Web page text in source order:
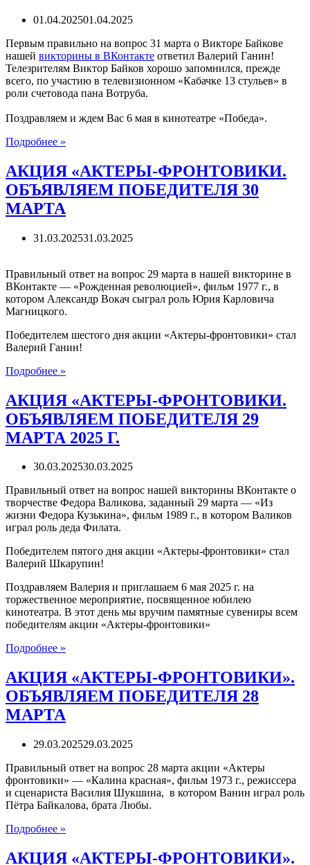
01.04.202501.04.2025
Первым правильно на вопрос 31 марта о Викторе Байкове
нашей викторины в ВКонтакте ответил Валерий Ганин!
Телезрителям Виктор Байков хорошо запомнился, прежде
всего, по участию в телевизионном «Кабачке 13 стульев» в
роли счетовода пана Вотруба.
Поздравляем и ждем Вас 6 мая в кинотеатре «Победа».
Подробнее »
ФРОНТОВИКИ.
ОБЪЯВЛЯЕМ
ПОБЕДИТЕЛЯ
МАРТА
АКЦИЯ «АКТЕРЫ-ФРОНТОВИКИ.
ОБЪЯВЛЯЕМ ПОБЕДИТЕЛЯ 30
МАРТА
31.03.202531.03.2025
Правильный ответ на вопрос 29 марта в нашей викторине в
ВКонтакте — «Рожденная революцией», фильм 1977 г., в
котором Александр Вокач сыграл роль Юрия Карловича
Магницкого.
Победителем шестого дня акции «Актеры-фронтовики» стал
Валерий Ганин!
Подробнее »
ФРОНТОВИКИ.
ОБЪЯВЛЯЕМ
ПОБЕДИТЕЛЯ
30
МАРТА
АКЦИЯ «АКТЕРЫ-ФРОНТОВИКИ.
ОБЪЯВЛЯЕМ ПОБЕДИТЕЛЯ 29
МАРТА 2025 Г.
30.03.202530.03.2025
Правильный ответ на вопрос нашей викторины ВКонтакте о
творчестве Федора Валикова, заданный 29 марта — «Из
жизни Федора Кузькина», фильм 1989 г., в котором Валиков
играл роль деда Филата.
Победителем пятого дня акции «Актеры-фронтовики» стал
Валерий Шкарупин!
Поздравляем Валерия и приглашаем 6 мая 2025 г. на
торжественное мероприятие, посвященное юбилею
кинотеатра. В этот день мы вручим памятные сувениры всем
победителям акции «Актеры-фронтовики»
Подробнее »
ФРОНТОВИКИ.
ОБЪЯВЛЯЕМ
ПОБЕДИТЕЛЯ
МАРТА
Г.
АКЦИЯ «АКТЕРЫ-ФРОНТОВИКИ».
ОБЪЯВЛЯЕМ ПОБЕДИТЕЛЯ 28
МАРТА
29.03.202529.03.2025
Правильный ответ на вопрос 28 марта акции «Актеры
фронтовики» — «Калина красная», фильм 1973 г., режиссера
и сценариста Василия Шукшина, в котором Ванин играл роль
Пётра Байкалова, брата Любы.
Подробнее »
ФРОНТОВИКИ».
АКЦИЯ «АКТЕРЫ-ФРОНТОВИКИ».